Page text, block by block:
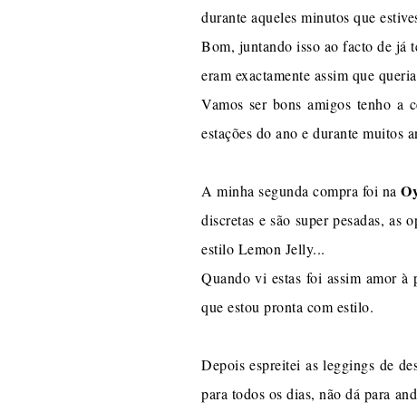
durante aqueles minutos que
Bom, juntando isso ao facto de já
eram exactamente assim que
Vamos ser bons amigos tenho a
estações do ano e durante muitos
A minha segunda compra foi na
discretas e são super pesadas, as
estilo Lemon Jelly...
Quando vi estas foi assim amor
que estou pronta com estilo.
Depois espreitei as leggings de
para todos os dias, não dá para